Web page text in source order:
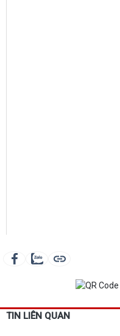
TIN LIÊN QUAN